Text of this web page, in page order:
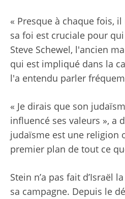
« Presque à chaque fois,
sa foi est cruciale pour
Steve Schewel, l'ancien
qui est impliqué dans la
l'a entendu parler
« Je dirais que son
influencé ses valeurs », a
judaïsme est une religion
premier plan de tout ce
Stein n’a pas fait d’Israël
sa campagne. Depuis le